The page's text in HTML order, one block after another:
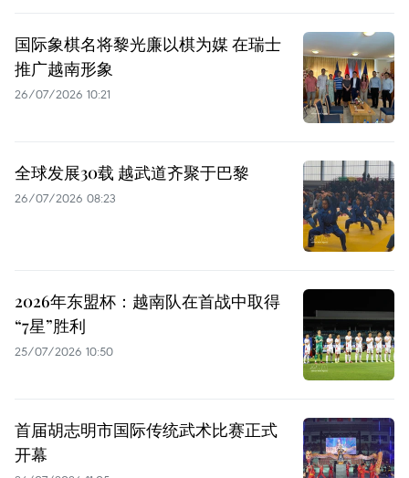
国际象棋名将黎光廉以棋为媒 在瑞士
推广越南形象
26/07/2026 10:21
全球发展30载 越武道齐聚于巴黎
26/07/2026 08:23
2026年东盟杯：越南队在首战中取得
“7星”胜利
25/07/2026 10:50
首届胡志明市国际传统武术比赛正式
开幕